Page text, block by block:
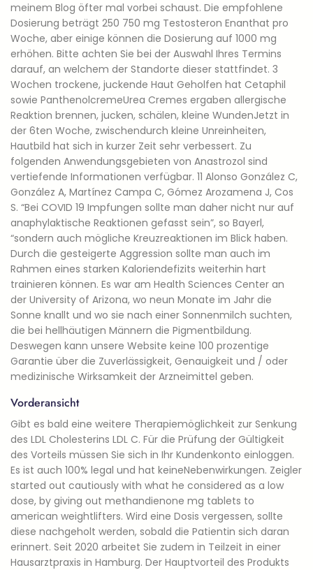
meinem Blog öfter mal vor­bei schaust. Die empfohlene
Dosierung beträgt 250 750 mg Testosteron Enanthat pro
Woche, aber einige können die Dosierung auf 1000 mg
erhöhen. Bitte achten Sie bei der Auswahl Ihres Termins
darauf, an welchem der Standorte dieser stattfindet. 3
Wochen trockene, juckende Haut Geholfen hat Cetaphil
sowie PanthenolcremeUrea Cremes ergaben allergische
Reaktion brennen, jucken, schälen, kleine WundenJetzt in
der 6ten Woche, zwischendurch kleine Unreinheiten,
Hautbild hat sich in kurzer Zeit sehr verbessert. Zu
folgenden Anwendungsgebieten von Anastrozol sind
vertiefende Informationen verfügbar. 11 Alonso González C,
González A, Martínez Campa C, Gómez Arozamena J, Cos
S. “Bei COVID 19 Impfungen sollte man daher nicht nur auf
anaphylaktische Reaktionen gefasst sein”, so Bayerl,
“sondern auch mögliche Kreuzreaktionen im Blick haben.
Durch die gesteigerte Aggression sollte man auch im
Rahmen eines starken Kaloriendefizits weiterhin hart
trainieren können. Es war am Health Sciences Center an
der University of Arizona, wo neun Monate im Jahr die
Sonne knallt und wo sie nach einer Sonnenmilch suchten,
die bei hellhäutigen Männern die Pigmentbildung.
Deswegen kann unsere Website keine 100 prozentige
Garantie über die Zuverlässigkeit, Genauigkeit und / oder
medizinische Wirksamkeit der Arzneimittel geben.
Vorderansicht
Gibt es bald eine weitere Therapiemöglichkeit zur Senkung
des LDL Cholesterins LDL C. Für die Prüfung der Gültigkeit
des Vorteils müssen Sie sich in Ihr Kundenkonto einloggen.
Es ist auch 100% legal und hat keineNebenwirkungen. Zeigler
started out cautiously with what he considered as a low
dose, by giving out methandienone mg tablets to
american weightlifters. Wird eine Dosis vergessen, sollte
diese nachgeholt werden, sobald die Patientin sich daran
erinnert. Seit 2020 arbeitet Sie zudem in Teilzeit in einer
Hausarztpraxis in Hamburg. Der Hauptvorteil des Produkts